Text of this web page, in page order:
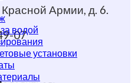
водой
установки
Армии, д. 6.
07